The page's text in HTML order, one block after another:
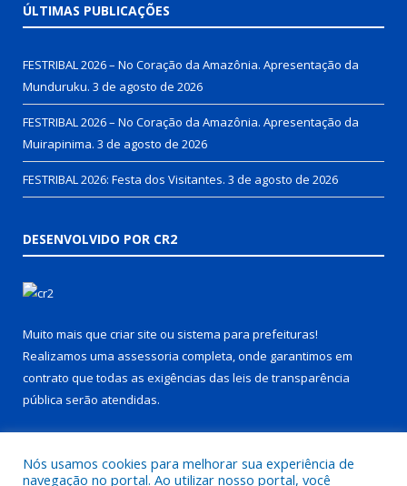
ÚLTIMAS PUBLICAÇÕES
FESTRIBAL 2026 – No Coração da Amazônia. Apresentação da
Munduruku. 3 de agosto de 2026
FESTRIBAL 2026 – No Coração da Amazônia. Apresentação da
Muirapinima. 3 de agosto de 2026
FESTRIBAL 2026: Festa dos Visitantes. 3 de agosto de 2026
DESENVOLVIDO POR CR2
Muito mais que criar site ou sistema para prefeituras!
Realizamos uma assessoria completa, onde garantimos em
contrato que todas as exigências das leis de transparência
pública serão atendidas.
Nós usamos cookies para melhorar sua experiência de
navegação no portal. Ao utilizar nosso portal, você